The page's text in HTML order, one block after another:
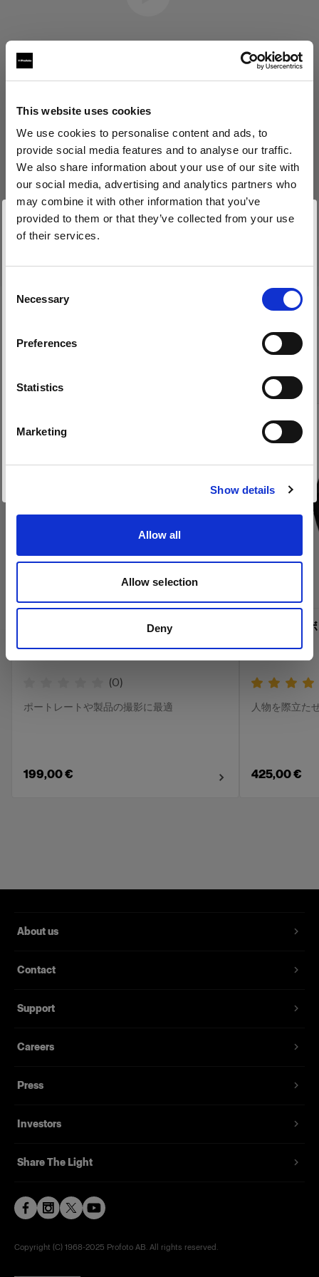
This website uses cookies
We use cookies to personalise content and ads, to
provide social media features and to analyse our traffic.
We also share information about your use of our site with
our social media, advertising and analytics partners who
may combine it with other information that you’ve
provided to them or that they’ve collected from your use
of their services.
Selection
Necessary
Preferences
Statistics
Marketing
Show details
Allow all
Allow selection
Deny
地域を変更しますか？
Czech Republic
言語
サイトにアクセス
Eric Koretz
撮影監督
お客様の声
Julian White
さらに表示する
プロフォトのシネマ製品をオン
RFi ソフトボックス 60x60cm
(0)
ポートレートや製品の撮影に最適
199,00 €
RFi ソフト
人物を際立た
425,00 €
About us
Contact
Support
Careers
Press
Investors
Share The Light
Copyright (C) 1968-2025 Profoto AB. All rights reserved.